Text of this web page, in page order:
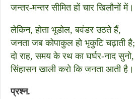
जन्तर-मन्तर सीमित हों चार खिलौनों में।
लेकिन, होता भूडोल, बवंडर उठते हैं,
जनता जब कोपाकुल हो भृकुटि चढ़ाती है;
दो राह, समय के रथ का घर्घर-नाद सुनो,
सिंहासन खाली करो कि जनता आती है।
प्रश्न.